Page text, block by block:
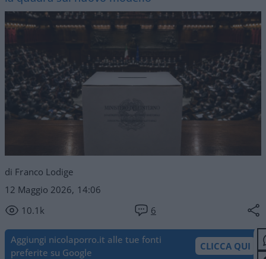
di Franco Lodige
12 Maggio 2026, 14:06
10.1k
6
Aggiungi nicolaporro.it alle tue fonti
preferite su Google
CLICCA QUI